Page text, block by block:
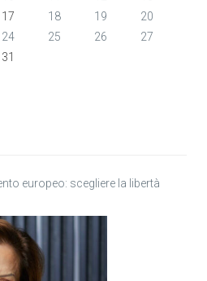
17 18 19
20
24 25 26
27
31
europeo: scegliere la libertà